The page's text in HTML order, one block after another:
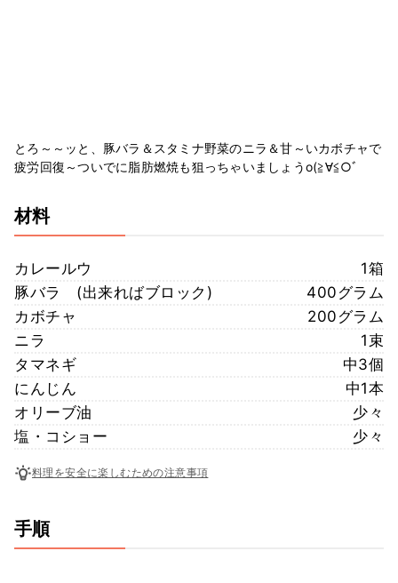
とろ～～ッと、豚バラ＆スタミナ野菜のニラ＆甘～いカボチャで
疲労回復～ついでに脂肪燃焼も狙っちゃいましょうo(≧∀≦○ﾞ
材料
カレールウ
1箱
豚バラ (出来ればブロック)
400グラム
カボチャ
200グラム
ニラ
1束
タマネギ
中3個
にんじん
中1本
オリーブ油
少々
塩・コショー
少々
料理を安全に楽しむための注意事項
手順